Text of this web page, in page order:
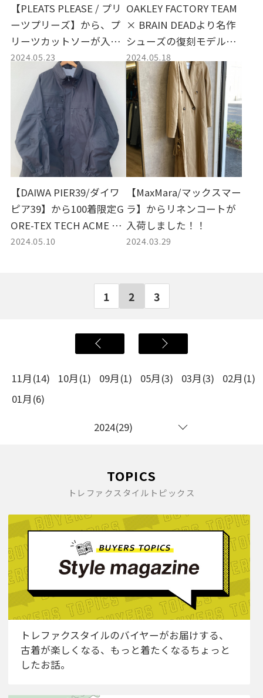
【PLEATS PLEASE / プリ
ーツプリーズ】から、プ
リーツカットソーが入荷
しました！
2024.05.23
OAKLEY FACTORY TEAM
× BRAIN DEADより名作
シューズの復刻モデルが
入荷致しました。
2024.05.18
【DAIWA PIER39/ダイワ
ピア39】から100着限定G
ORE-TEX TECH ACME W
ADING JACKETが入荷し
2024.05.10
【MaxMara/マックスマー
ラ】からリネンコートが
入荷しました！！
2024.03.29
1 2 3
11月(14) 10月(1) 09月(1) 05月(3) 03月(3)
02月(1)
01月(6)
2024(29)
TOPICS
トレファクスタイルトピックス
トレファクスタイルのバイヤーがお届けする、
古着が楽しくなる、もっと着たくなるちょっと
したお話。